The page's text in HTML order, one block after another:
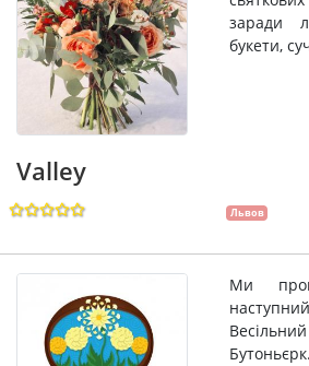
заради
букети,
Valley
Львов
Ми